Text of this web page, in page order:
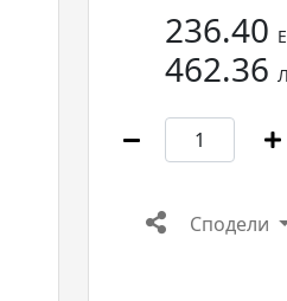
236.40
462.36
Сподели